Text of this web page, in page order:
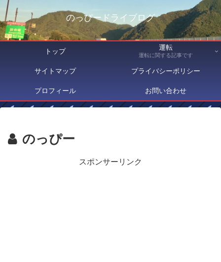
のっぴードライブログ
トップ 運転
運転に関する記事です
サイトマップ プライバシーポリシー
プロフィール お問い合わせ
のっぴー
スポンサーリンク